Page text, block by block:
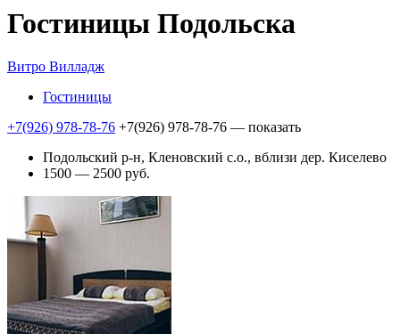
Гостиницы Подольска
Витро Вилладж
Гостиницы
+7(926) 978-78-76 +7(926) 978-78-76 — показать
Подольский р-н, Кленовский с.о., вблизи дер. Киселево
1500 — 2500 руб.